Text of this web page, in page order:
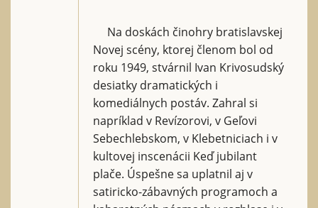
Na doskách činohry bratislavskej
Novej scény, ktorej členom bol od
roku 1949, stvárnil Ivan Krivosudský
desiatky dramatických i
komediálnych postáv. Zahral si
napríklad v Revízorovi, v Geľovi
Sebechlebskom, v Klebetniciach i v
kultovej inscenácii Keď jubilant
plače. Úspešne sa uplatnil aj v
satiricko-zábavných programoch a